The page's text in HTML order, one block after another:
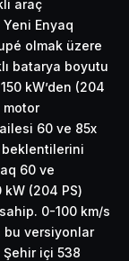
araç
Yeni Enyaq
olmak üzere
batarya boyutu
kW’den (204
motor
60 ve 85x
beklentilerini
60 ve
(204 PS)
0-100 km/s
bu versiyonlar
Şehir içi 538